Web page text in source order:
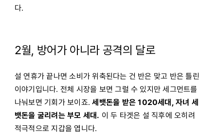
다.
2월, 방어가 아니라 공격의 달로
설 연휴가 끝나면 소비가 위축된다는 건 반은 맞고 반은 틀린
이야기입니다. 전체 시장을 보면 그럴 수 있지만 세그먼트를
나눠보면 기회가 보이죠.세뱃돈을 받은 1020세대, 자녀 세
뱃돈을 굴리려는 부모 세대. 이 두 타겟은 설 직후에 오히려
적극적으로 지갑을 엽니다.